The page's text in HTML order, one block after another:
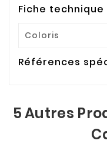
Fiche technique
Coloris
Références
5 Autres